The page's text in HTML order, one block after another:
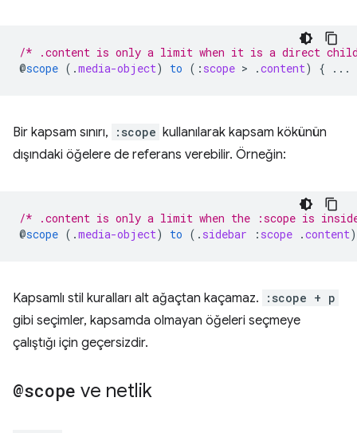
/* .content is only a limit when it is a direct
@scope ( .media-object) to ( : scope > .content) { ...
Bir kapsam sınırı, :scope kullanılarak kapsam kökünün
dışındaki öğelere de referans verebilir. Örneğin:
/* .content is only a limit when the :scope is
@scope ( .media-object) to ( . sidebar : scope .content)
Kapsamlı stil kuralları alt ağaçtan kaçamaz. :scope + p
gibi seçimler, kapsamda olmayan öğeleri seçmeye
çalıştığı için geçersizdir.
@scope ve netlik